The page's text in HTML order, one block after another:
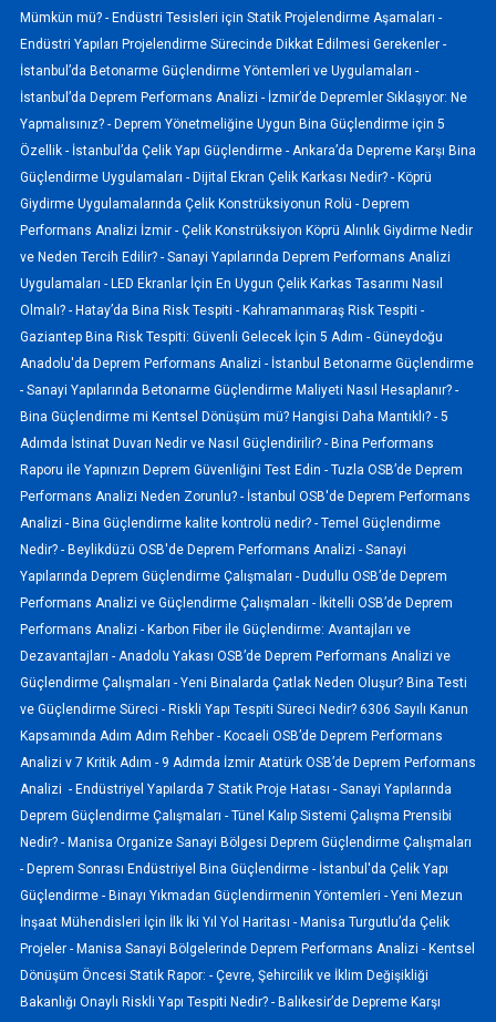
Mümkün mü? - Endüstri Tesisleri için Statik Projelendirme Aşamaları -
Endüstri Yapıları Projelendirme Sürecinde Dikkat Edilmesi Gerekenler -
İstanbul’da Betonarme Güçlendirme Yöntemleri ve Uygulamaları -
İstanbul’da Deprem Performans Analizi - İzmir’de Depremler Sıklaşıyor: Ne
Yapmalısınız? - Deprem Yönetmeliğine Uygun Bina Güçlendirme için 5
Özellik - İstanbul’da Çelik Yapı Güçlendirme - Ankara’da Depreme Karşı Bina
Güçlendirme Uygulamaları - Dijital Ekran Çelik Karkası Nedir? - Köprü
Giydirme Uygulamalarında Çelik Konstrüksiyonun Rolü - Deprem
Performans Analizi İzmir - Çelik Konstrüksiyon Köprü Alınlık Giydirme Nedir
ve Neden Tercih Edilir? - Sanayi Yapılarında Deprem Performans Analizi
Uygulamaları - LED Ekranlar İçin En Uygun Çelik Karkas Tasarımı Nasıl
Olmalı? - Hatay’da Bina Risk Tespiti - Kahramanmaraş Risk Tespiti -
Gaziantep Bina Risk Tespiti: Güvenli Gelecek İçin 5 Adım - Güneydoğu
Anadolu'da Deprem Performans Analizi - İstanbul Betonarme Güçlendirme
- Sanayi Yapılarında Betonarme Güçlendirme Maliyeti Nasıl Hesaplanır? -
Bina Güçlendirme mi Kentsel Dönüşüm mü? Hangisi Daha Mantıklı? - 5
Adımda İstinat Duvarı Nedir ve Nasıl Güçlendirilir? - Bina Performans
Raporu ile Yapınızın Deprem Güvenliğini Test Edin - Tuzla OSB’de Deprem
Performans Analizi Neden Zorunlu? - İstanbul OSB'de Deprem Performans
Analizi - Bina Güçlendirme kalite kontrolü nedir? - Temel Güçlendirme
Nedir? - Beylikdüzü OSB'de Deprem Performans Analizi - Sanayi
Yapılarında Deprem Güçlendirme Çalışmaları - Dudullu OSB’de Deprem
Performans Analizi ve Güçlendirme Çalışmaları - İkitelli OSB’de Deprem
Performans Analizi - Karbon Fiber ile Güçlendirme: Avantajları ve
Dezavantajları - Anadolu Yakası OSB’de Deprem Performans Analizi ve
Güçlendirme Çalışmaları - Yeni Binalarda Çatlak Neden Oluşur? Bina Testi
ve Güçlendirme Süreci - Riskli Yapı Tespiti Süreci Nedir? 6306 Sayılı Kanun
Kapsamında Adım Adım Rehber - Kocaeli OSB’de Deprem Performans
Analizi v 7 Kritik Adım - 9 Adımda İzmir Atatürk OSB’de Deprem Performans
Analizi - Endüstriyel Yapılarda 7 Statik Proje Hatası - Sanayi Yapılarında
Deprem Güçlendirme Çalışmaları - Tünel Kalıp Sistemi Çalışma Prensibi
Nedir? - Manisa Organize Sanayi Bölgesi Deprem Güçlendirme Çalışmaları
- Deprem Sonrası Endüstriyel Bina Güçlendirme - İstanbul'da Çelik Yapı
Güçlendirme - Binayı Yıkmadan Güçlendirmenin Yöntemleri - Yeni Mezun
İnşaat Mühendisleri İçin İlk İki Yıl Yol Haritası - Manisa Turgutlu’da Çelik
Projeler - Manisa Sanayi Bölgelerinde Deprem Performans Analizi - Kentsel
Dönüşüm Öncesi Statik Rapor: - Çevre, Şehircilik ve İklim Değişikliği
Bakanlığı Onaylı Riskli Yapı Tespiti Nedir? - Balıkesir’de Depreme Karşı